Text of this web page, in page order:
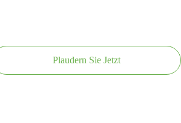
Plaudern Sie Jetzt